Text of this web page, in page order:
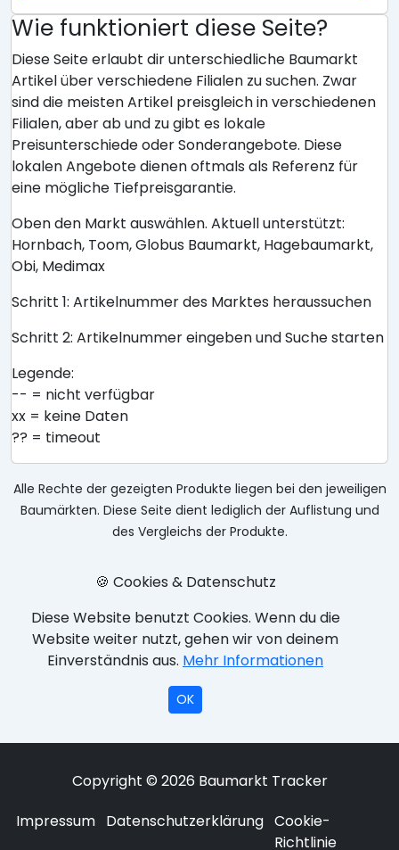
Wie funktioniert diese Seite?
Diese Seite erlaubt dir unterschiedliche Baumarkt
Artikel über verschiedene Filialen zu suchen. Zwar
sind die meisten Artikel preisgleich in verschiedenen
Filialen, aber ab und zu gibt es lokale
Preisunterschiede oder Sonderangebote. Diese
lokalen Angebote dienen oftmals als Referenz für
eine mögliche Tiefpreisgarantie.
Oben den Markt auswählen. Aktuell unterstützt:
Hornbach, Toom, Globus Baumarkt, Hagebaumarkt,
Obi, Medimax
Schritt 1: Artikelnummer des Marktes heraussuchen
Schritt 2: Artikelnummer eingeben und Suche starten
Legende:
-- = nicht verfügbar
xx = keine Daten
?? = timeout
Alle Rechte der gezeigten Produkte liegen bei den jeweiligen
Baumärkten. Diese Seite dient lediglich der Auflistung und
des Vergleichs der Produkte.
🍪 Cookies & Datenschutz
Diese Website benutzt Cookies. Wenn du die
Website weiter nutzt, gehen wir von deinem
Einverständnis aus. Mehr Informationen
OK
Copyright © 2026 Baumarkt Tracker
Impressum Datenschutzerklärung Cookie-
Richtlinie